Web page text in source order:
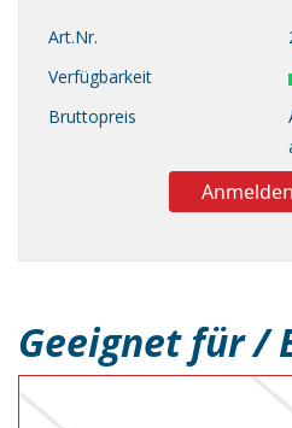
Art.Nr.
Verfügbarkeit
Bruttopreis
Anmelden
Geeignet für /